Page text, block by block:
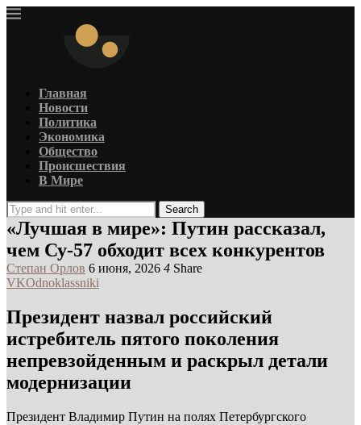
Главная
Новости
Политика
Экономика
Общество
Происшествия
В Мире
Search
«Лучшая в мире»: Путин рассказал,
чем Су-57 обходит всех конкурентов
Степан Орлов 6 июня, 2026 4 Share
VKOdnoklassniki
Президент назвал российский
истребитель пятого поколения
непревзойденным и раскрыл детали
модернизации
Президент Владимир Путин на полях Петербургского